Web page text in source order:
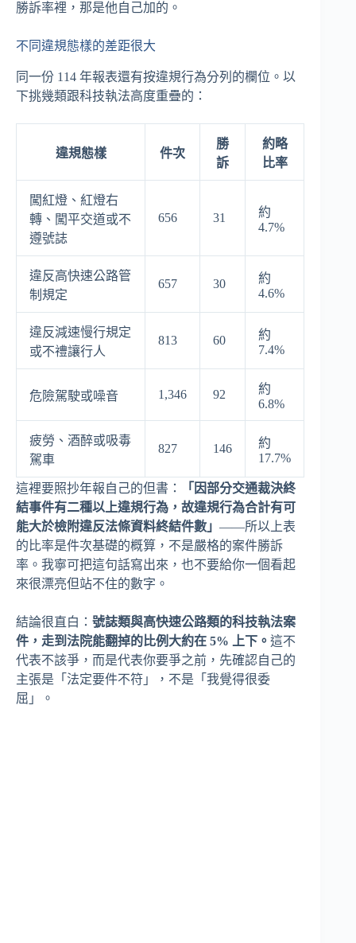
勝訴率裡，那是他自己加的。
不同違規態樣的差距很大
同一份 114 年報表還有按違規行為分列的欄位。以
下挑幾類跟科技執法高度重疊的：
違規態樣 件次
勝
訴
約略
比率
闖紅燈、紅燈右
轉、闖平交道或不
遵號誌
656 31
約
4.7%
違反高快速公路管
制規定
657 30
約
4.6%
違反減速慢行規定
或不禮讓行人
813 60
約
7.4%
危險駕駛或噪音 1,346 92
約
6.8%
疲勞、酒醉或吸毒
駕車
827 146
約
17.7%
這裡要照抄年報自己的但書：
「因部分交通裁決終
結事件有二種以上違規行為，故違規行為合計有可
能大於檢附違反法條資料終結件數」 ——所以上表
的比率是件次基礎的概算，不是嚴格的案件勝訴
率。我寧可把這句話寫出來，也不要給你一個看起
來很漂亮但站不住的數字。
結論很直白： 號誌類與高快速公路類的科技執法案
件，走到法院能翻掉的比例大約在 5% 上下。 這不
代表不該爭，而是代表你要爭之前，先確認自己的
主張是「法定要件不符」，不是「我覺得很委
屈」。